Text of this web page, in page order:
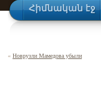
Հիմնական էջ
« Новрузли Мамедова убыли